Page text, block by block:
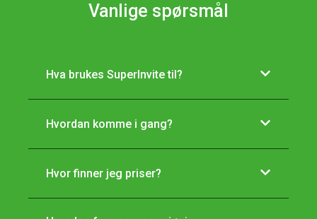
Vanlige spørsmål
Hva brukes SuperInvite til?
Hvordan komme i gang?
Hvor finner jeg priser?